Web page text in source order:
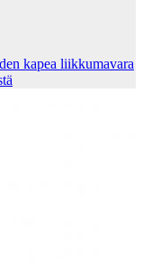
kapea liikkumavara